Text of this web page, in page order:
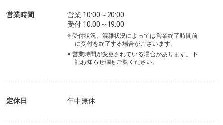
営業時間
営業 10:00～20:00
受付 10:00～19:00
※ 受付状況、混雑状況によっては営業終了時間前
に受付を終了する場合がございます。
※ 営業時間が変更されている場合があります。下
記お知らせ欄もご覧ください。
定休日 年中無休